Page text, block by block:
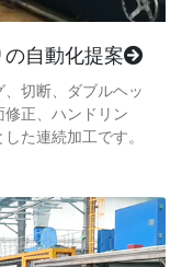
自動化提案
切断、ダブルヘッ
修正、ハンドリン
た連続加工です。